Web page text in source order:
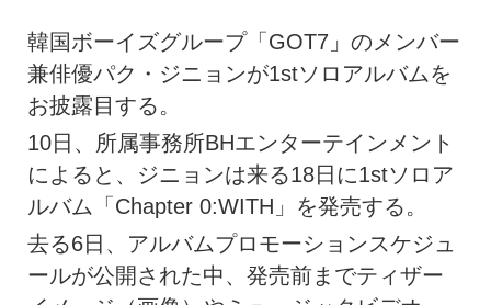
韓国ボーイズグループ「GOT7」のメンバー
兼俳優パク・ジニョンが1stソロアルバムを
お披露目する。
10日、所属事務所BHエンターテインメント
によると、ジニョンは来る18日に1stソロア
ルバム「Chapter 0:WITH」を発売する。
去る6日、アルバムプロモーションスケジュ
ールが公開された中、発売前までティザー